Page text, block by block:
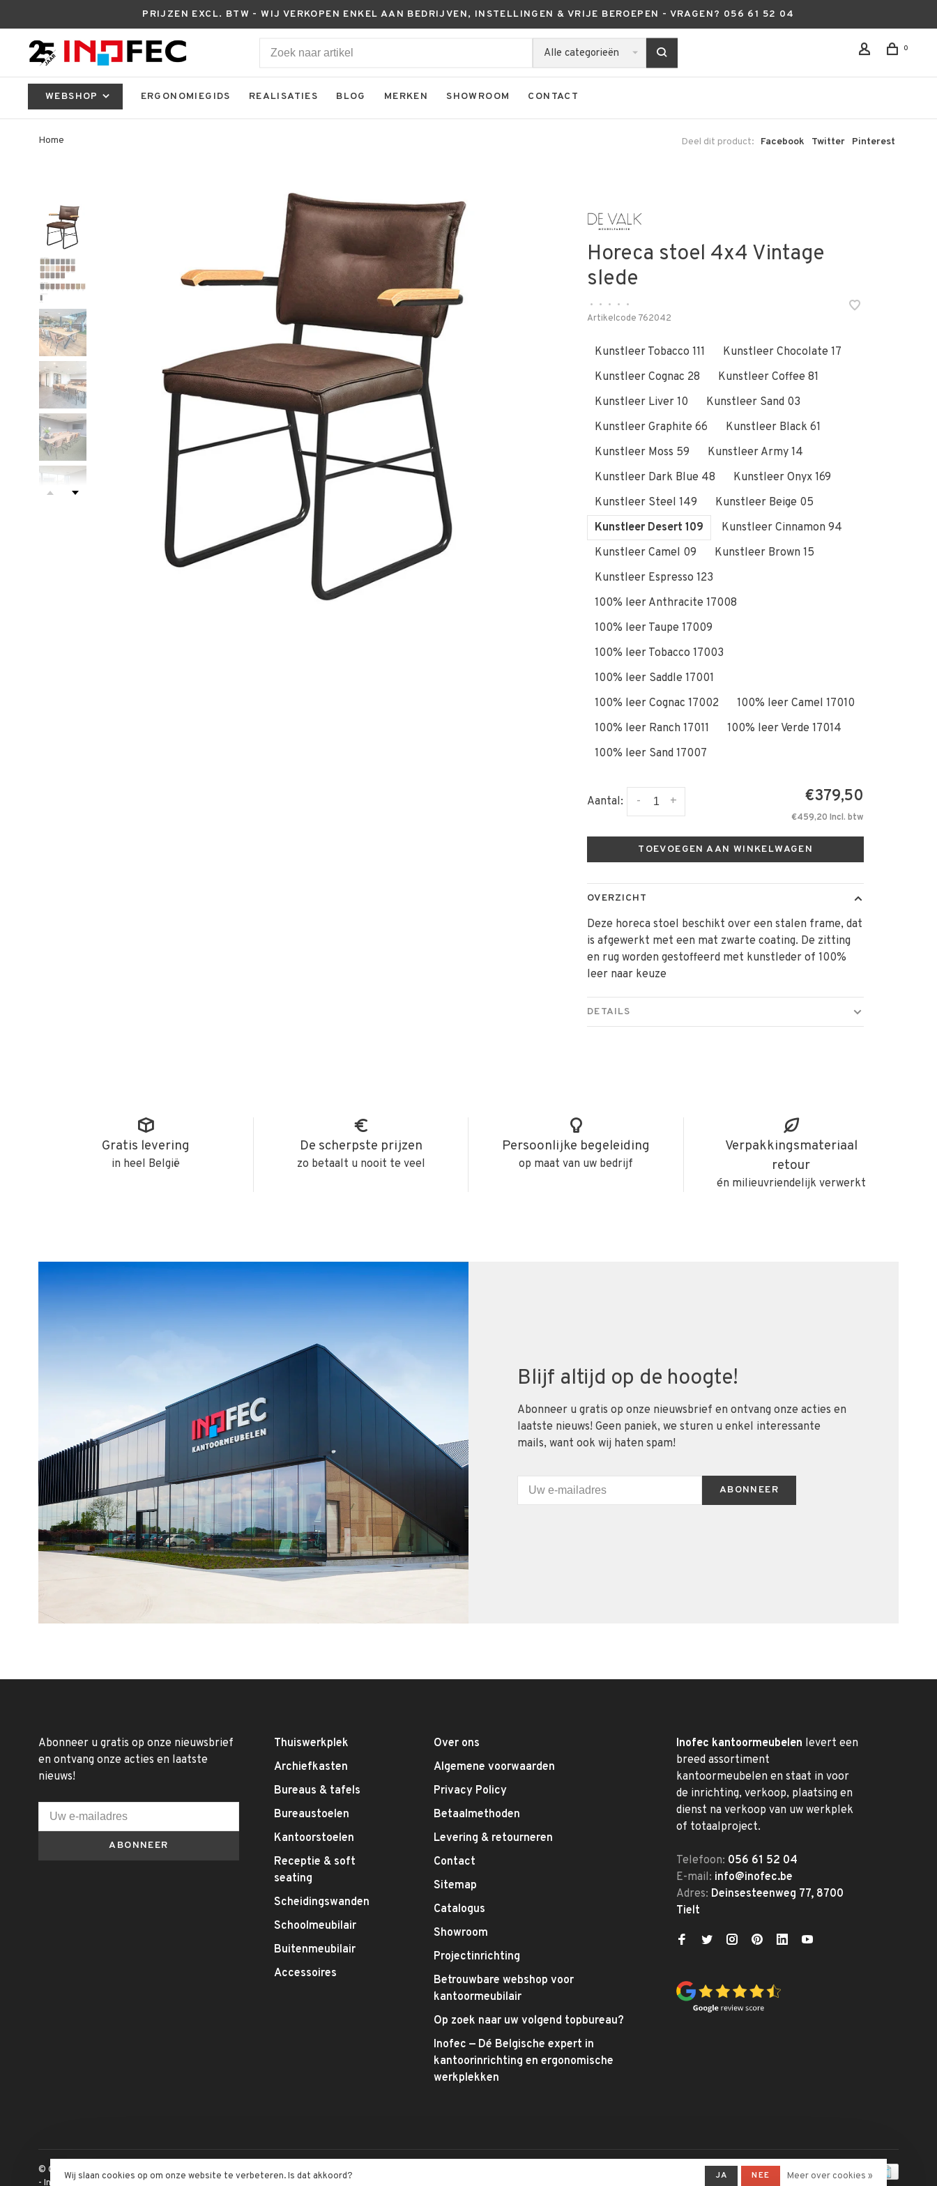
PRIJZEN EXCL. BTW - WIJ VERKOPEN ENKEL AAN BEDRIJVEN, INSTELLINGEN & VRIJE BEROEPEN - VRAGEN? 056 61 52 04
Alle categorieën 0
WEBSHOP ERGONOMIEGIDS REALISATIES BLOG MERKEN SHOWROOM CONTACT
Home Deel dit product: Facebook Twitter Pinterest
Horeca stoel 4x4 Vintage
slede
• • • •
•
Artikelcode 762042
Kunstleer Tobacco 111
Kunstleer Chocolate 17
Kunstleer Cognac 28
Kunstleer Coffee 81
Kunstleer Liver 10
Kunstleer Sand 03
Kunstleer Graphite 66
Kunstleer Black 61
Kunstleer Moss 59
Kunstleer Army 14
Kunstleer Dark Blue 48
Kunstleer Onyx 169
Kunstleer Steel 149
Kunstleer Beige 05
Kunstleer Desert 109
Kunstleer Cinnamon 94
Kunstleer Camel 09
Kunstleer Brown 15
Kunstleer Espresso 123
100% leer Anthracite 17008
100% leer Taupe 17009
100% leer Tobacco 17003
100% leer Saddle 17001
100% leer Cognac 17002
100% leer Camel 17010
100% leer Ranch 17011
100% leer Verde 17014
100% leer Sand 17007
Aantal: +
- €379,50
€459,20 Incl. btw
TOEVOEGEN AAN WINKELWAGEN
OVERZICHT
Deze horeca stoel beschikt over een stalen frame, dat
is afgewerkt met een mat zwarte coating. De zitting
en rug worden gestoffeerd met kunstleder of 100%
leer naar keuze
DETAILS
Gratis levering
in heel België
De scherpste prijzen
zo betaalt u nooit te veel
Persoonlijke begeleiding
op maat van uw bedrijf
Verpakkingsmateriaal
retour
én milieuvriendelijk verwerkt
Blijf altijd op de hoogte!
Abonneer u gratis op onze nieuwsbrief en ontvang onze acties en
laatste nieuws! Geen paniek, we sturen u enkel interessante
mails, want ook wij haten spam!
ABONNEER
Abonneer u gratis op onze nieuwsbrief
en ontvang onze acties en laatste
nieuws!
ABONNEER
Thuiswerkplek
Archiefkasten
Bureaus & tafels
Bureaustoelen
Kantoorstoelen
Receptie & soft
seating
Scheidingswanden
Schoolmeubilair
Buitenmeubilair
Accessoires
Over ons
Algemene voorwaarden
Privacy Policy
Betaalmethoden
Levering & retourneren
Contact
Sitemap
Catalogus
Showroom
Projectinrichting
Betrouwbare webshop voor
kantoormeubilair
Op zoek naar uw volgend topbureau?
Inofec — Dé Belgische expert in
kantoorinrichting en ergonomische
werkplekken
Inofec kantoormeubelen levert een
breed assortiment
kantoormeubelen en staat in voor
de inrichting, verkoop, plaatsing en
dienst na verkoop van uw werkplek
of totaalproject.
Telefoon: 056 61 52 04
E-mail: info@inofec.be
Adres: Deinsesteenweg 77, 8700
Tielt
© Copyright 2026 Inofec Kantoormeubelen
- Inofec Kantoormeubelen
Wij slaan cookies op om onze website te verbeteren. Is dat akkoord? JA NEE Meer over cookies »